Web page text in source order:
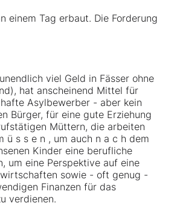
einem Tag erbaut. Die Forderung
viel Geld in Fässer ohne
hat anscheinend Mittel für
Asylbewerber - aber kein
Bürger, für eine gute Erziehung
Müttern, die arbeiten
ü s s e n , um auch n a c h dem
Kinder eine berufliche
um eine Perspektive auf eine
sowie - oft genug -
Finanzen für das
verdienen.